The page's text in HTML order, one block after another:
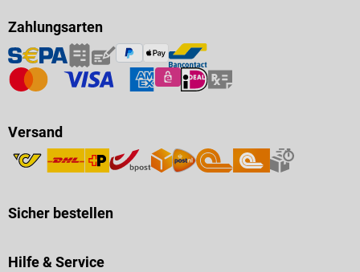
Zahlungsarten
Versand
Sicher bestellen
Hilfe & Service